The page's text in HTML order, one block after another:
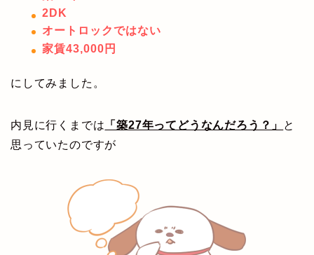
2DK
オートロックではない
家賃43,000円
にしてみました。
内見に行くまでは 「築27年ってどうなんだろう？」
と
思っていたのですが